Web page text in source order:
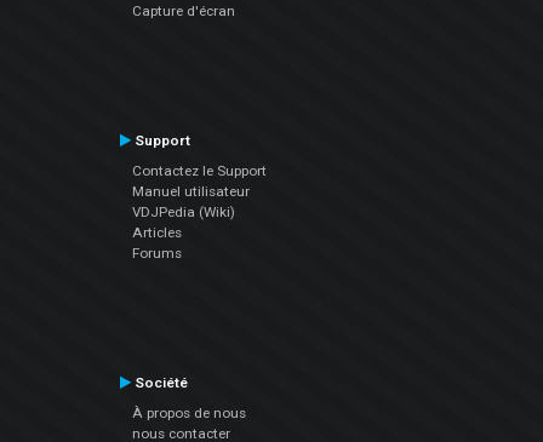
Capture d'écran
Support
Contactez le Support
Manuel utilisateur
VDJPedia (Wiki)
Articles
Forums
Société
À propos de nous
nous contacter